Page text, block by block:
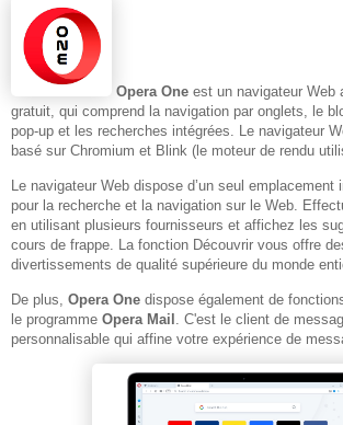
Opera One est un navigateur Web
gratuit, qui comprend la navigation par onglets, le
pop-up et les recherches intégrées. Le navigateur
basé sur Chromium et Blink (le moteur de rendu
Le navigateur Web dispose d’un seul
pour la recherche et la navigation sur le Web.
en utilisant plusieurs fournisseurs et affichez les
cours de frappe. La fonction Découvrir vous offre
divertissements de qualité supérieure du monde
De plus, Opera One dispose également de
le programme Opera Mail . C'est le client de
personnalisable qui affine votre expérience de